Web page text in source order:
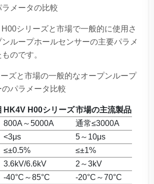
メータの比較
シリーズと市場で一般的に使用さ
ループホールセンサーの主要パラメ
のです。
ズと市場の一般的なオープンループ
パラメータ比較
HK4V H00シリーズ市場の主流製品
800A～5000A
通常≤3000A
<3μs
5～10μs
≤±0.5%
≤±1%
3.6kV/6.6kV
2～3kV
-40°C～85°C -20°C～70°C